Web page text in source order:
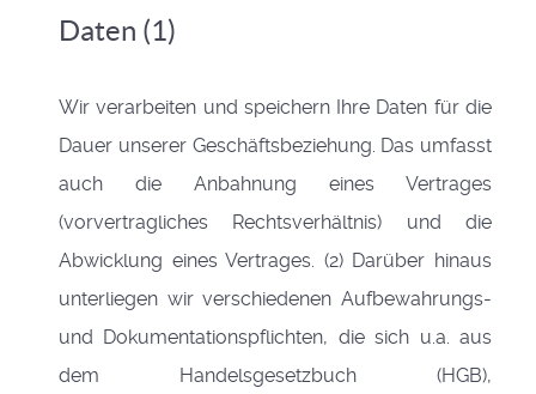
Daten (1)
Wir verarbeiten und speichern Ihre Daten für die
Dauer unserer Geschäftsbeziehung. Das umfasst
auch die Anbahnung eines Vertrages
(vorvertragliches Rechtsverhältnis) und die
Abwicklung eines Vertrages. (2) Darüber hinaus
unterliegen wir verschiedenen Aufbewahrungs-
und Dokumentationspflichten, die sich u.a. aus
dem Handelsgesetzbuch (HGB),